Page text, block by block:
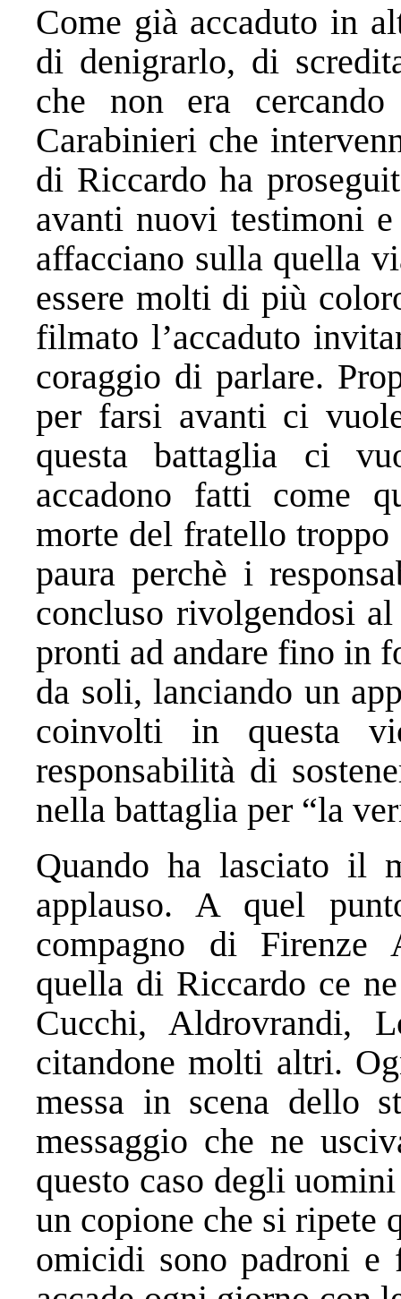
Come già accaduto in
di denigrarlo, di
che non era
Carabinieri che
di Riccardo ha
avanti nuovi testimoni
affacciano sulla quella
essere molti di più
filmato l’accaduto
coraggio di parlare.
per farsi avanti ci
questa battaglia ci
accadono fatti come
morte del fratello troppo
paura perchè i
concluso rivolgendosi
pronti ad andare fino in
da soli, lanciando un
coinvolti in questa
responsabilità di
nella battaglia per “la
Quando ha lasciato il
applauso. A quel
compagno di Firenze
quella di Riccardo ce
Cucchi, Aldrovrandi,
citandone molti altri.
messa in scena dello
messaggio che ne
questo caso degli
un copione che si ripete
omicidi sono padroni e